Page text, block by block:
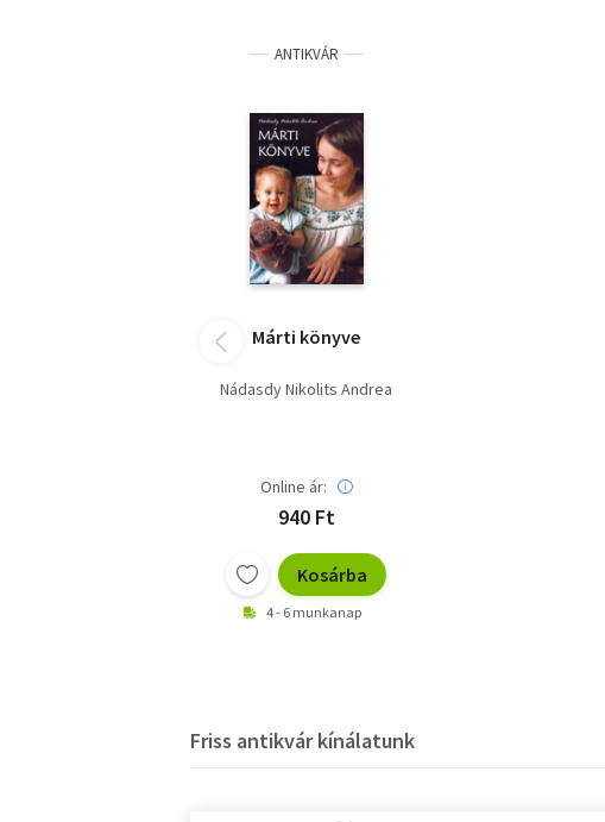
ANTIKVÁR
Márti könyve
Nádasdy Nikolits Andrea
Online ár:
940 Ft
Kosárba
4 - 6 munkanap
Friss antikvár kínálatunk